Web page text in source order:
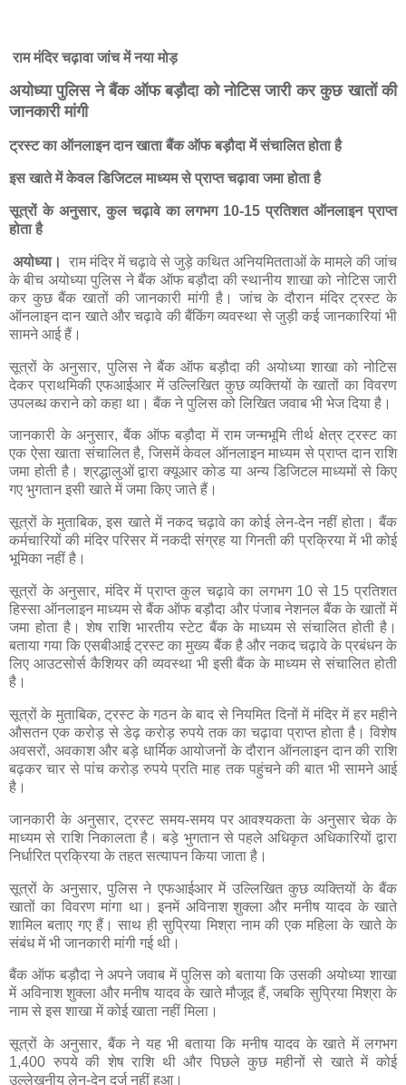
राम मंदिर चढ़ावा जांच में नया मोड़
अयोध्या पुलिस ने बैंक ऑफ बड़ौदा को नोटिस जारी कर कुछ खातों की
जानकारी मांगी
ट्रस्ट का ऑनलाइन दान खाता बैंक ऑफ बड़ौदा में संचालित होता है
इस खाते में केवल डिजिटल माध्यम से प्राप्त चढ़ावा जमा होता है
सूत्रों के अनुसार, कुल चढ़ावे का लगभग 10-15 प्रतिशत ऑनलाइन प्राप्त
होता है
अयोध्या। राम मंदिर में चढ़ावे से जुड़े कथित अनियमितताओं के मामले की जांच
के बीच अयोध्या पुलिस ने बैंक ऑफ बड़ौदा की स्थानीय शाखा को नोटिस जारी
कर कुछ बैंक खातों की जानकारी मांगी है। जांच के दौरान मंदिर ट्रस्ट के
ऑनलाइन दान खाते और चढ़ावे की बैंकिंग व्यवस्था से जुड़ी कई जानकारियां भी
सामने आई हैं।
सूत्रों के अनुसार, पुलिस ने बैंक ऑफ बड़ौदा की अयोध्या शाखा को नोटिस
देकर प्राथमिकी एफआईआर में उल्लिखित कुछ व्यक्तियों के खातों का विवरण
उपलब्ध कराने को कहा था। बैंक ने पुलिस को लिखित जवाब भी भेज दिया है।
जानकारी के अनुसार, बैंक ऑफ बड़ौदा में राम जन्मभूमि तीर्थ क्षेत्र ट्रस्ट का
एक ऐसा खाता संचालित है, जिसमें केवल ऑनलाइन माध्यम से प्राप्त दान राशि
जमा होती है। श्रद्धालुओं द्वारा क्यूआर कोड या अन्य डिजिटल माध्यमों से किए
गए भुगतान इसी खाते में जमा किए जाते हैं।
सूत्रों के मुताबिक, इस खाते में नकद चढ़ावे का कोई लेन-देन नहीं होता। बैंक
कर्मचारियों की मंदिर परिसर में नकदी संग्रह या गिनती की प्रक्रिया में भी कोई
भूमिका नहीं है।
सूत्रों के अनुसार, मंदिर में प्राप्त कुल चढ़ावे का लगभग 10 से 15 प्रतिशत
हिस्सा ऑनलाइन माध्यम से बैंक ऑफ बड़ौदा और पंजाब नेशनल बैंक के खातों में
जमा होता है। शेष राशि भारतीय स्टेट बैंक के माध्यम से संचालित होती है।
बताया गया कि एसबीआई ट्रस्ट का मुख्य बैंक है और नकद चढ़ावे के प्रबंधन के
लिए आउटसोर्स कैशियर की व्यवस्था भी इसी बैंक के माध्यम से संचालित होती
है।
सूत्रों के मुताबिक, ट्रस्ट के गठन के बाद से नियमित दिनों में मंदिर में हर महीने
औसतन एक करोड़ से डेढ़ करोड़ रुपये तक का चढ़ावा प्राप्त होता है। विशेष
अवसरों, अवकाश और बड़े धार्मिक आयोजनों के दौरान ऑनलाइन दान की राशि
बढ़कर चार से पांच करोड़ रुपये प्रति माह तक पहुंचने की बात भी सामने आई
है।
जानकारी के अनुसार, ट्रस्ट समय-समय पर आवश्यकता के अनुसार चेक के
माध्यम से राशि निकालता है। बड़े भुगतान से पहले अधिकृत अधिकारियों द्वारा
निर्धारित प्रक्रिया के तहत सत्यापन किया जाता है।
सूत्रों के अनुसार, पुलिस ने एफआईआर में उल्लिखित कुछ व्यक्तियों के बैंक
खातों का विवरण मांगा था। इनमें अविनाश शुक्ला और मनीष यादव के खाते
शामिल बताए गए हैं। साथ ही सुप्रिया मिश्रा नाम की एक महिला के खाते के
संबंध में भी जानकारी मांगी गई थी।
बैंक ऑफ बड़ौदा ने अपने जवाब में पुलिस को बताया कि उसकी अयोध्या शाखा
में अविनाश शुक्ला और मनीष यादव के खाते मौजूद हैं, जबकि सुप्रिया मिश्रा के
नाम से इस शाखा में कोई खाता नहीं मिला।
सूत्रों के अनुसार, बैंक ने यह भी बताया कि मनीष यादव के खाते में लगभग
1,400 रुपये की शेष राशि थी और पिछले कुछ महीनों से खाते में कोई
उल्लेखनीय लेन-देन दर्ज नहीं हुआ।